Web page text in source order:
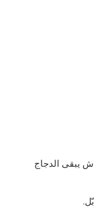
يبقى الدجاج